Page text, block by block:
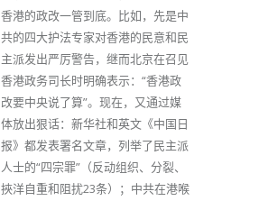
香港的政改一管到底。比如，先是中
共的四大护法专家对香港的民意和民
主派发出严厉警告，继而北京在召见
香港政务司长时明确表示：“香港政
改要中央说了算”。现在，又通过媒
体放出狠话：新华社和英文《中国日
报》都发表署名文章，列举了民主派
人士的“四宗罪”（反动组织、分裂、
挾洋自重和阻扰23条）；中共在港喉